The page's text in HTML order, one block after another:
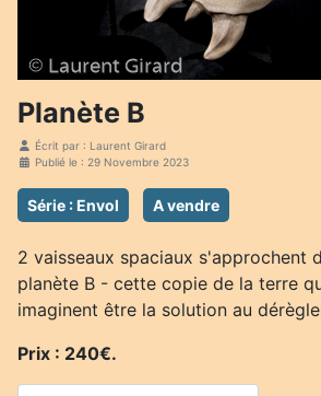
Planète B
Écrit par : Laurent Girard
Publié le : 29 Novembre 2023
Série : Envol A vendre
2 vaisseaux spaciaux s'approchent
planète B - cette copie de la terre
imaginent être la solution au
Prix : 240€.